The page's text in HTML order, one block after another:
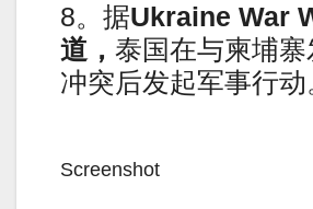
8。据Ukraine War
道， 泰国在与柬埔
冲突后发起军事行动
Screenshot